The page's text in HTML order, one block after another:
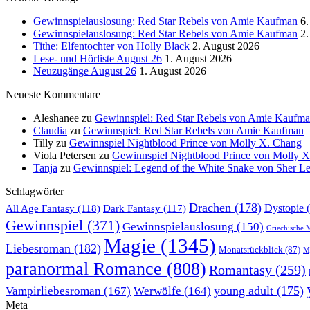
Gewinnspielauslosung: Red Star Rebels von Amie Kaufman
Gewinnspielauslosung: Red Star Rebels von Amie Kaufman
Tithe: Elfentochter von Holly Black 2. August 2026
Lese- und Hörliste August 26 1. August 2026
Neuzugänge August 26 1. August 2026
Neueste Kommentare
Aleshanee zu Gewinnspiel: Red Star Rebels von Amie
Claudia zu Gewinnspiel: Red Star Rebels von Amie Kaufman
Tilly zu Gewinnspiel Nightblood Prince von Molly X. Chang
Viola Petersen zu Gewinnspiel Nightblood Prince von Molly
Tanja zu Gewinnspiel: Legend of the White Snake von Sher
Schlagwörter
All Age Fantasy (118) Dark Fantasy (117) Drachen (178) Dystopie
Gewinnspiel (371) Gewinnspielauslosung (150) Griechische
Liebesroman (182) Magie (1345) Monatsrückblick (87)
paranormal Romance (808) Romantasy (259)
Vampirliebesroman (167) Werwölfe (164) young adult (175)
Meta